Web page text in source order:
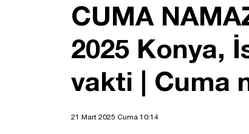
CUMA
2025 Konya,
vakti | Cuma
21 Mart 2025 Cuma 10:14